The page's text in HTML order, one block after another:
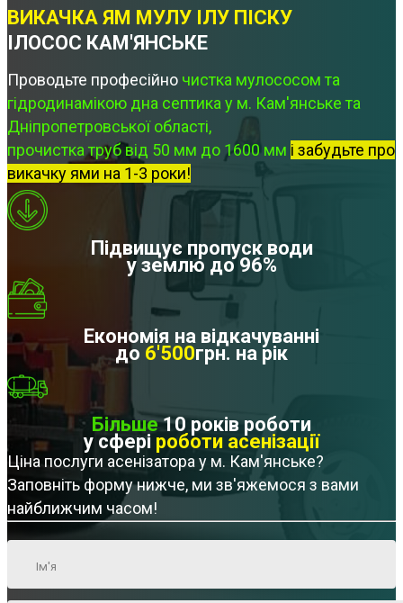
ВИКАЧКА ЯМ МУЛУ ІЛУ ПІСКУ
ІЛОСОС КАМ'ЯНСЬКЕ
Проводьте професійно чистка мулососом та
гідродинамікою дна септика у м. Кам'янське та
Дніпропетровської області,
прочистка труб від 50 мм до 1600 мм і забудьте про
викачку ями на 1-3 роки!
Підвищує пропуск води
у землю до 96%
Економія на відкачуванні
до 6'500грн. на рік
Більше10 років роботи
у сфері роботи асенізації
Ціна послуги асенізатора у м. Кам'янське?
Заповніть форму нижче, ми зв'яжемося з вами
найближчим часом!